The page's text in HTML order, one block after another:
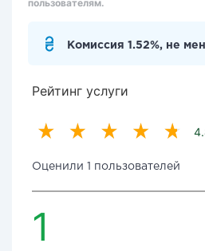
пользователям.
Комиссия 1.52%, не
Рейтинг услуги
Оценили 1 пользователей
1